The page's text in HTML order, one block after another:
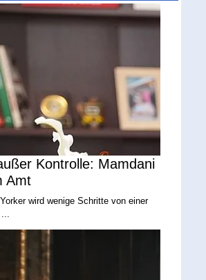
Kontrolle: Mamdani
Amt
wird wenige Schritte von einer